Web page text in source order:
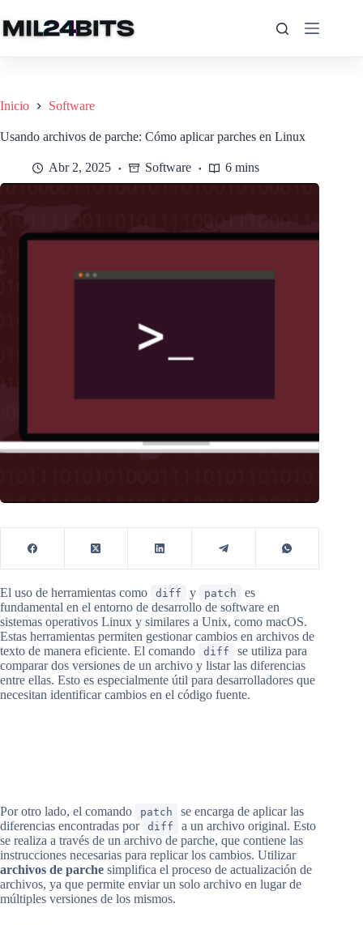
al
contenido
Inicio Software
Usando archivos de parche: Cómo aplicar parches en Linux
Abr 2, 2025 Software 6 mins
El uso de herramientas como diff y patch
es
fundamental en el entorno de desarrollo de software en
sistemas operativos Linux y similares a Unix, como macOS.
Estas herramientas permiten gestionar cambios en archivos de
texto de manera eficiente. El comando
diff
se utiliza para
comparar dos versiones de un archivo y listar las diferencias
entre ellas. Esto es especialmente útil para desarrolladores que
necesitan identificar cambios en el código fuente.
Por otro lado, el comando patch
se encarga de aplicar las
diferencias encontradas por diff
a un archivo original. Esto
se realiza a través de un archivo de parche, que contiene las
instrucciones necesarias para replicar los cambios. Utilizar
archivos de parche simplifica el proceso de actualización de
archivos, ya que permite enviar un solo archivo en lugar de
múltiples versiones de los mismos.